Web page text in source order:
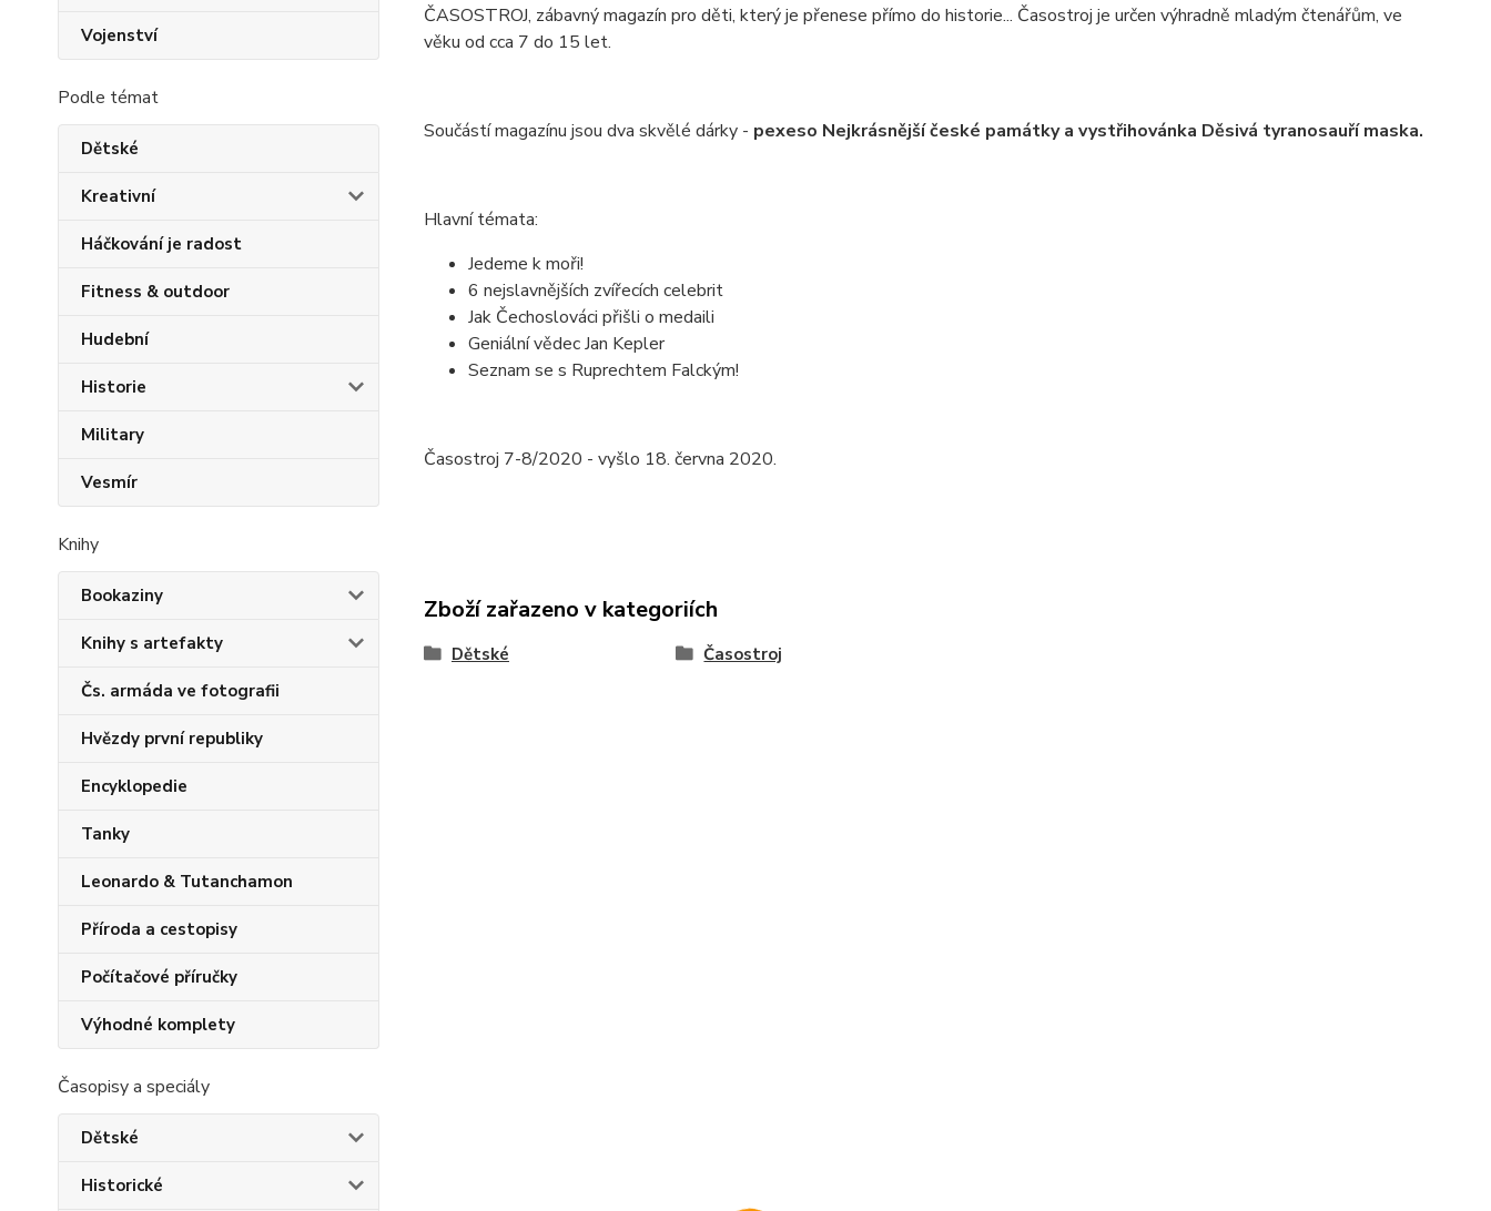
Vojenství
Podle témat
Dětské
Kreativní
Háčkování je radost
Fitness & outdoor
Hudební
Historie
Military
Vesmír
Knihy
Bookaziny
Knihy s artefakty
Čs. armáda ve fotografii
Hvězdy první republiky
Encyklopedie
Tanky
Leonardo & Tutanchamon
Příroda a cestopisy
Počítačové příručky
Výhodné komplety
Časopisy a speciály
Dětské
Historické
ČASOSTROJ, zábavný magazín pro děti, který je přenese přímo do historie... Časostroj je určen výhradně mladým čtenářům, ve
věku od cca 7 do 15 let.
Součástí magazínu jsou dva skvělé dárky - pexeso Nejkrásnější české památky a vystřihovánka Děsivá tyranosauří maska.
Hlavní témata:
Jedeme k moři!
6 nejslavnějších zvířecích celebrit
Jak Čechoslováci přišli o medaili
Geniální vědec Jan Kepler
Seznam se s Ruprechtem Falckým!
Časostroj 7-8/2020 - vyšlo 18. června 2020.
Zboží zařazeno v kategoriích
Dětské Časostroj